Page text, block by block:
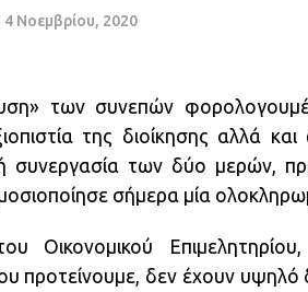
4 Νοεμβρίου, 2020
των συνεπών
της διοίκησης αλλά
συνεργασία των δύο μερών,
σήμερα μία
Οικονομικού
προτείνουμε, δεν έχουν υψηλό